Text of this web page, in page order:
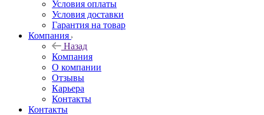
Условия оплаты
Условия доставки
Гарантия на товар
Компания
Назад
Компания
О компании
Отзывы
Карьера
Контакты
Контакты